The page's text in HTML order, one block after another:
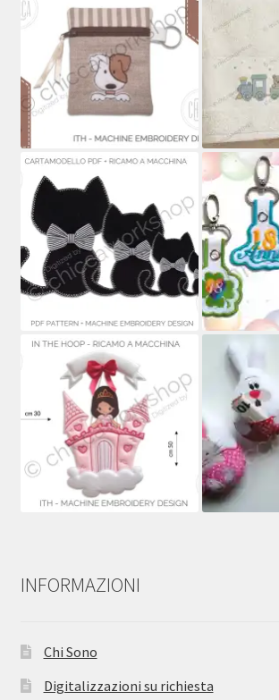
INFORMAZIONI
Chi Sono
Digitalizzazioni su richiesta